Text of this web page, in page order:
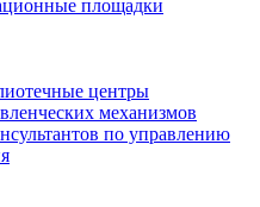
площадки
центры
механизмов
по управлению